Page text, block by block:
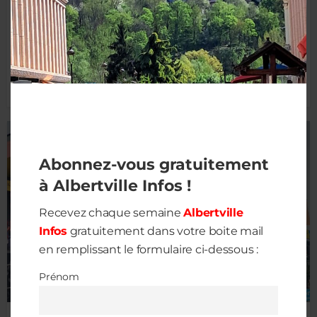
La Ville d’Albertville a travaillé sur un nouveau projet socio-
éducatif tout au long de l’année 2024. La version finale est
sortie début 2025. Ce projet vise à offrir un environnement
propice au développement des jeunes générations. Les
services municipaux concernés ont été repensés et
rassemblés sous une même direction pour...
Abonnez-vous gratuitement
à Albertville Infos !
Recevez chaque semaineAlbertville
Infos gratuitement dans votre boite mail
en remplissant le formulaire ci-dessous :
Prénom